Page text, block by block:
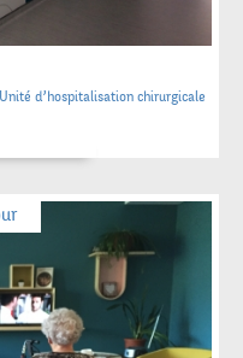
d’hospitalisation chirurgicale